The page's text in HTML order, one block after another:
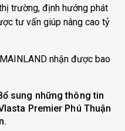
trường, định hướng phát
tư vấn giúp nâng cao tỷ
nhận được bao
sung những thông tin
Premier Phú Thuận